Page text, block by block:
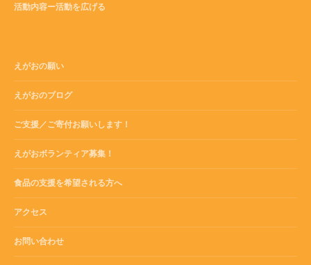
活動内容ー活動を広げる
えがおの願い
えがおのブログ
ご支援／ご寄付お願いします！
えがおボランティア募集！
食品の支援を希望される方へ
アクセス
お問い合わせ